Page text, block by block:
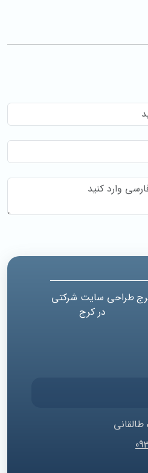
طراحی سایت شرکتی
در کرج
طالقانی